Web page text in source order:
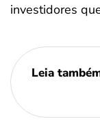
investidores
Leia